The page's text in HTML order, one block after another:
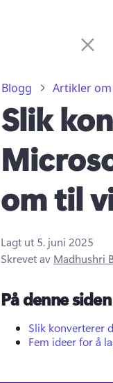
Blogg Artikler
Slik
om til
Lagt ut 5. juni 2025
Skrevet av Madhushri
På denne siden
Slik konverterer
Fem ideer for å